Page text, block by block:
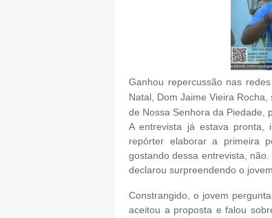
Ganhou repercussão nas
Natal, Dom Jaime Vieira
de Nossa Senhora da Piedade,
A entrevista já estava pronta,
repórter elaborar a primeira
gostando dessa entrevista,
declarou surpreendendo o
Constrangido, o jovem
aceitou a proposta e falou